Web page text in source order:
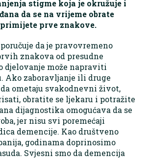
stigme koja je okružuje i
da se na vrijeme obrate
prve znakove.
da je pravovremeno
znakova od presudne
djelovanje može napraviti
Ako zaboravljanje ili druge
ometaju svakodnevni život,
obratite se ljekaru i potražite
dijagnostika omogućava da se
jer nisu svi poremećaji
demencije. Kao društveno
godinama doprinosimo
Svjesni smo da demencija